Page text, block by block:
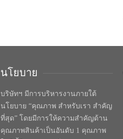
นโยบาย
บริษัทฯ มีการบริหารงานภายใต้
นโยบาย “คุณภาพ สำหรับเรา สำคัญ
ที่สุด” โดยมีการให้ความสำคัญด้าน
คุณภาพสินค้าเป็นอันดับ 1 คุณภาพ